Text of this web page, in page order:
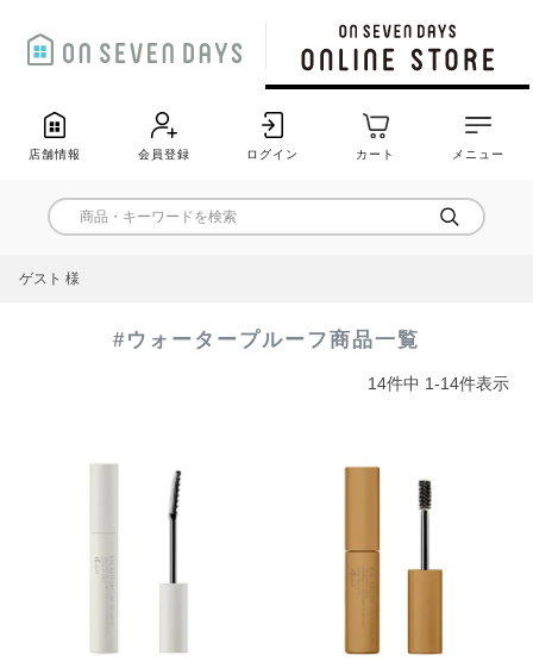
店舗情報 会員登録 ログイン カート メニュー
ゲスト 様
#ウォータープルーフ商品一覧
14件中 1-14件表示